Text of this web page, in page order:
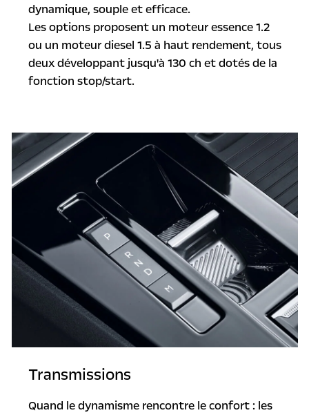
dynamique, souple et efficace.
Les options proposent un moteur essence 1.2
ou un moteur diesel 1.5 à haut rendement, tous
deux développant jusqu'à 130 ch et dotés de la
fonction stop/start.
Transmissions
Quand le dynamisme rencontre le confort : les